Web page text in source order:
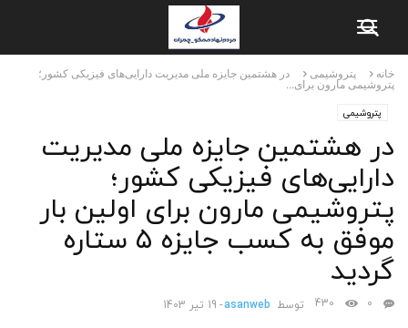
خانه پتروشیمی
در هشتمین جایزه ملی مدیریت دارایی‌های فیزیکی کشور؛
پتروشیمی مارون برای...
پتروشیمی
در هشتمین جایزه ملی مدیریت
دارایی‌های فیزیکی کشور؛
پتروشیمی مارون برای اولین بار
موفق به کسب جایزه ۵ ستاره
گردید
توسط asanweb
- 19 تیر 1403 0
430